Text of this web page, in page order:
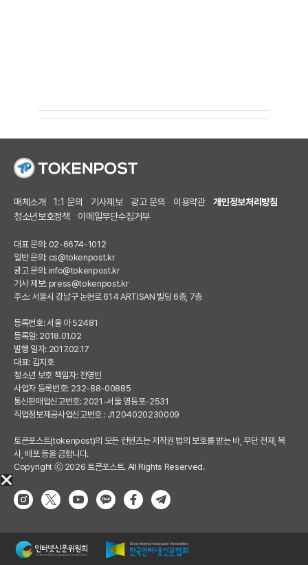
매체소개 1:1 문의 기사제보 광고 문의 이용약관
개인정보처리방침
청소년보호정책
이메일무단수집거부
대표 문의: 02-6674-1012
일반 문의: cs@tokenpost.kr
광고 문의: info@tokenpost.kr
기사 제보: press@tokenpost.kr
주소: 서울시 강남구 논현로 614 ARTISAN 빌딩 6층, 7층
등록번호: 서울 아 52481
등록일: 2018.01.02
발행 일자: 2017.02.17
대표: 김지호
청소년 보호 책임자: 전영빈
사업자 등록번호: 232-88-00885
통신판매업신고번호: 2021-서울 영등포-2531
직업정보제공사업신고번호 : J1204020230009
토큰포스트(tokenpost)의 모든 컨텐츠는 저작권 법의 보호를 받는 바, 무단 전재, 복
사, 배포 등을 금합니다.
Copyright ⓒ 2026 토큰포스트. All Rights Reserved.